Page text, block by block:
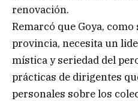
renovación.
Remarcó que Goya,
provincia, necesita un
mística y seriedad del
prácticas de dirigentes
personales sobre los